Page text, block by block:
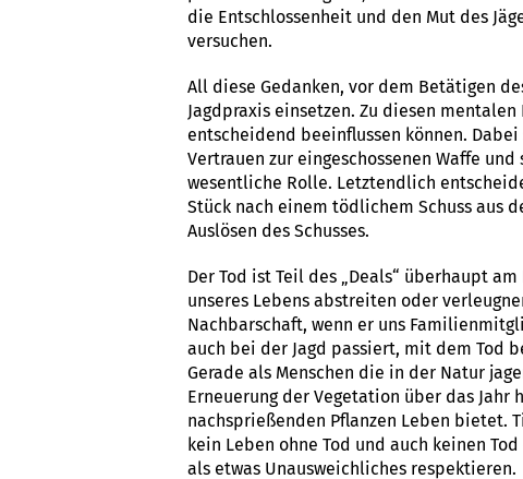
die Entschlossenheit und den Mut des
versuchen.
All diese Gedanken, vor dem Betätigen
Jagdpraxis einsetzen. Zu diesen
entscheidend beeinflussen können.
Vertrauen zur eingeschossenen Waffe
wesentliche Rolle. Letztendlich
Stück nach einem tödlichem Schuss aus
Auslösen des Schusses.
Der Tod ist Teil des „Deals“ überhaupt
unseres Lebens abstreiten oder
Nachbarschaft, wenn er uns
auch bei der Jagd passiert, mit dem Tod
Gerade als Menschen die in der Natur
Erneuerung der Vegetation über das
nachsprießenden Pflanzen Leben bietet.
kein Leben ohne Tod und auch keinen
als etwas Unausweichliches respektieren.